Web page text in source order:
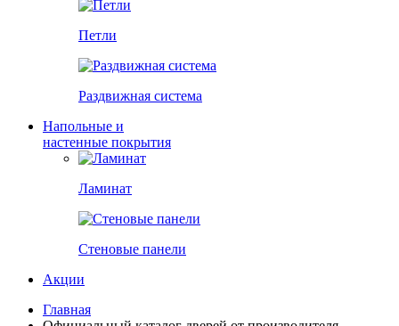
Петли
Раздвижная система
Напольные и
настенные покрытия
Ламинат
Стеновые панели
Акции
Главная